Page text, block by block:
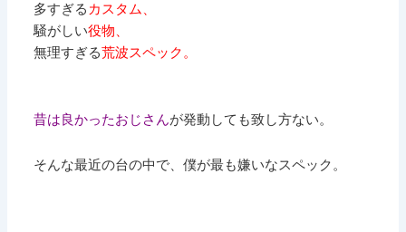
多すぎる カスタム、
騒がしい役物、
無理すぎる荒波スペック。
昔は良かったおじさんが発動しても致し方ない。
そんな最近の台の中で、僕が最も嫌いなスペック。